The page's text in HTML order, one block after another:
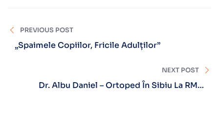
PREVIOUS POST
„Spaimele Copiilor, Fricile Adulților”
NEXT POST
Dr. Albu Daniel – Ortoped În Sibiu La RMN